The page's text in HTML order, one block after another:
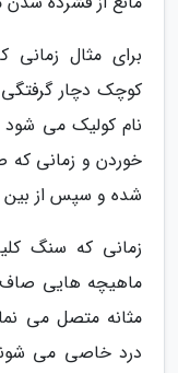
برای مثال
کوچک دچار
نام کولیک می شود
خوردن و زمانی که
شده و سپس از
زمانی که سنگ
ماهیچه هایی صاف
مثانه متصل می
درد خاصی می